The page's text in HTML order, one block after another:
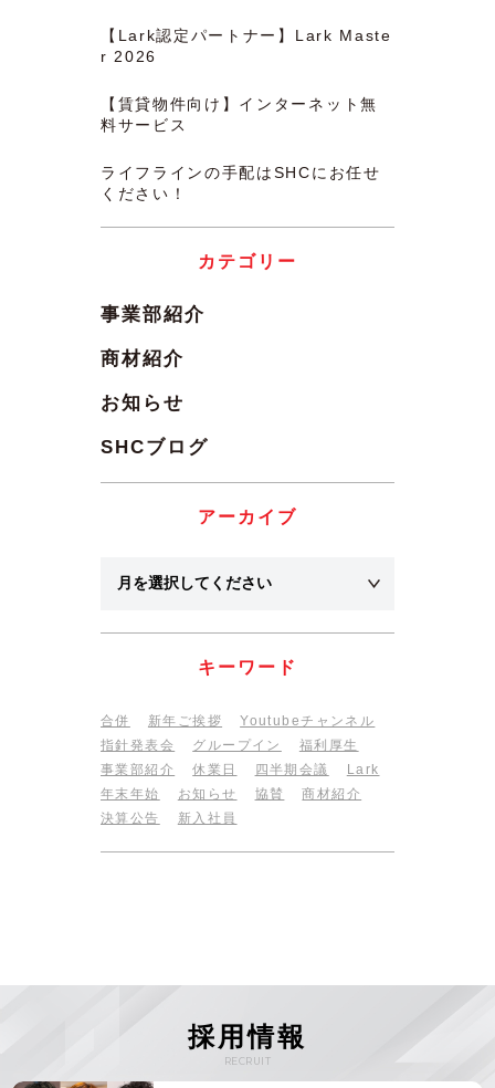
【Lark認定パートナー】Lark Maste
r 2026
【賃貸物件向け】インターネット無
料サービス
ライフラインの手配はSHCにお任せ
ください！
カテゴリー
事業部紹介
商材紹介
お知らせ
SHCブログ
アーカイブ
キーワード
合併 新年ご挨拶
Youtubeチャンネル
指針発表会
グループイン
福利厚生
事業部紹介
休業日 四半期会議
Lark
年末年始
お知らせ 協賛
商材紹介
決算公告
新入社員
採用情報
RECRUIT